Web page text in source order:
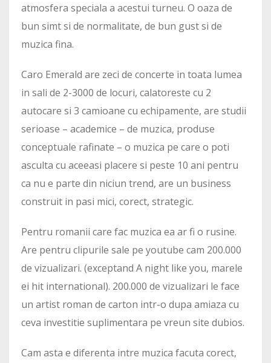
atmosfera speciala a acestui turneu. O oaza de
bun simt si de normalitate, de bun gust si de
muzica fina.
Caro Emerald are zeci de concerte in toata lumea
in sali de 2-3000 de locuri, calatoreste cu 2
autocare si 3 camioane cu echipamente, are studii
serioase – academice – de muzica, produse
conceptuale rafinate – o muzica pe care o poti
asculta cu aceeasi placere si peste 10 ani pentru
ca nu e parte din niciun trend, are un business
construit in pasi mici, corect, strategic.
Pentru romanii care fac muzica ea ar fi o rusine.
Are pentru clipurile sale pe youtube cam 200.000
de vizualizari. (exceptand A night like you, marele
ei hit international). 200.000 de vizualizari le face
un artist roman de carton intr-o dupa amiaza cu
ceva investitie suplimentara pe vreun site dubios.
Cam asta e diferenta intre muzica facuta corect,